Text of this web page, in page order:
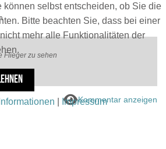
Flieger zu sehen
Kommentar anzeigen
können selbst entscheiden, ob Sie die
Bitte beachten Sie, dass bei einer
mehr alle Funktionalitäten der
Impressum